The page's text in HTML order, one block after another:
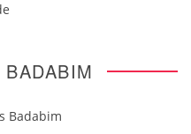
Badabim